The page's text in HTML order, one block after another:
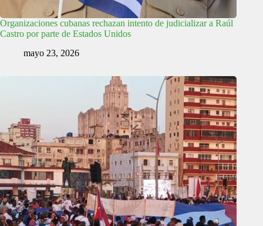
Organizaciones cubanas rechazan intento de judicializar a Raúl
Castro por parte de Estados Unidos
mayo 23, 2026